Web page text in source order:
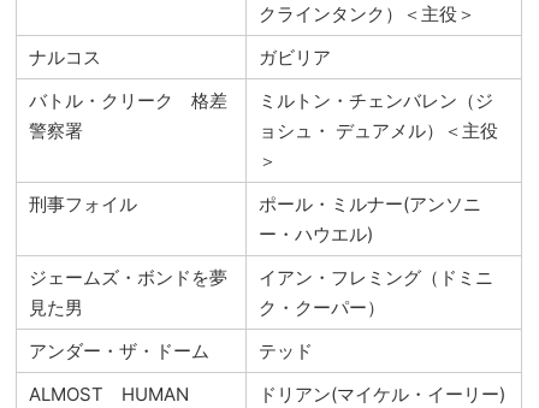
クラインタンク）＜主役＞
ナルコス
ガビリア
バトル・クリーク 格差
警察署
ミルトン・チェンバレン（ジ
ョシュ・ デュアメル）＜主役
＞
刑事フォイル
ポール・ミルナー(アンソニ
ー・ハウエル)
ジェームズ・ボンドを夢
見た男
イアン・フレミング（ドミニ
ク・クーパー）
アンダー・ザ・ドーム
テッド
ALMOST HUMAN
ドリアン(マイケル・イーリー)